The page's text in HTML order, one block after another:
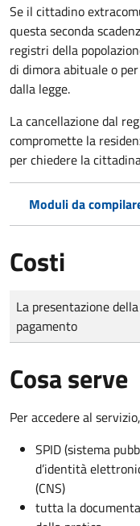
Se il cittadino
questa seconda
registri della
di dimora abituale o
dalla legge.
La cancellazione dal
compromette la
per chiedere la
Moduli da
Costi
Tipo di pagamento
Importo
La presentazione
pagamento
Cosa serve
Per accedere al
SPID (sistema
d’identità
(CNS)
tutta la